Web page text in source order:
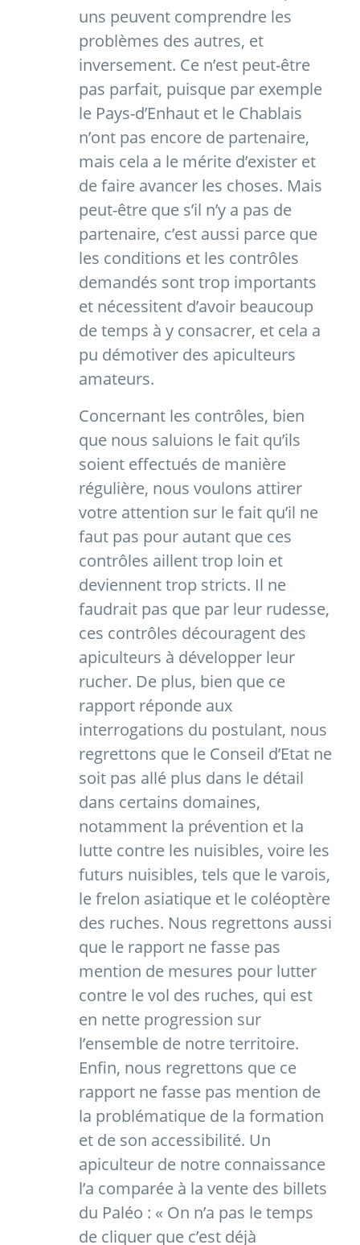
uns peuvent comprendre les
problèmes des autres, et
inversement. Ce n’est peut-être
pas parfait, puisque par exemple
le Pays-d’Enhaut et le Chablais
n’ont pas encore de partenaire,
mais cela a le mérite d’exister et
de faire avancer les choses. Mais
peut-être que s’il n’y a pas de
partenaire, c’est aussi parce que
les conditions et les contrôles
demandés sont trop importants
et nécessitent d’avoir beaucoup
de temps à y consacrer, et cela a
pu démotiver des apiculteurs
amateurs.
Concernant les contrôles, bien
que nous saluions le fait qu’ils
soient effectués de manière
régulière, nous voulons attirer
votre attention sur le fait qu’il ne
faut pas pour autant que ces
contrôles aillent trop loin et
deviennent trop stricts. Il ne
faudrait pas que par leur rudesse,
ces contrôles découragent des
apiculteurs à développer leur
rucher. De plus, bien que ce
rapport réponde aux
interrogations du postulant, nous
regrettons que le Conseil d’Etat ne
soit pas allé plus dans le détail
dans certains domaines,
notamment la prévention et la
lutte contre les nuisibles, voire les
futurs nuisibles, tels que le varois,
le frelon asiatique et le coléoptère
des ruches. Nous regrettons aussi
que le rapport ne fasse pas
mention de mesures pour lutter
contre le vol des ruches, qui est
en nette progression sur
l’ensemble de notre territoire.
Enfin, nous regrettons que ce
rapport ne fasse pas mention de
la problématique de la formation
et de son accessibilité. Un
apiculteur de notre connaissance
l’a comparée à la vente des billets
du Paléo : « On n’a pas le temps
de cliquer que c’est déjà